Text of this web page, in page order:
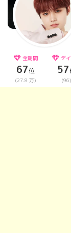
全期間
67位
(27.8 万)
デ
57
(96)